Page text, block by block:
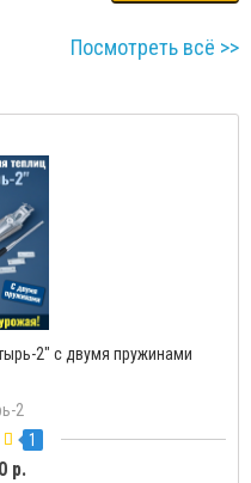
Посмотреть всё >>
2" с двумя пружинами
2
1
р.